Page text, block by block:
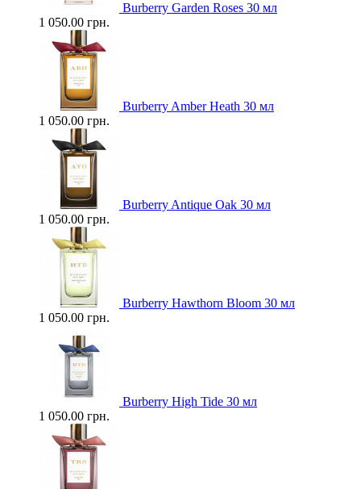
Burberry Garden Roses 30 мл
1 050.00 грн.
Burberry Amber Heath 30 мл
1 050.00 грн.
Burberry Antique Oak 30 мл
1 050.00 грн.
Burberry Hawthorn Bloom 30 мл
1 050.00 грн.
Burberry High Tide 30 мл
1 050.00 грн.